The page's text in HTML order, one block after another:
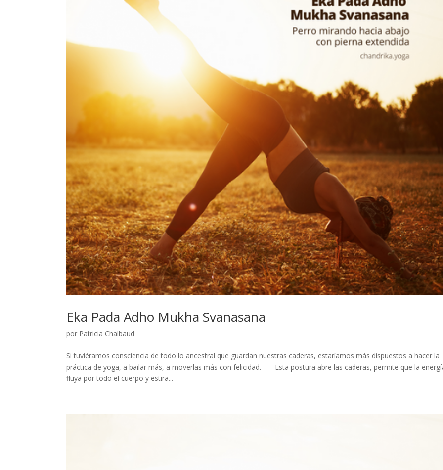
Eka Pada Adho Mukha Svanasana
por Patricia Chalbaud
Si tuviéramos consciencia de todo lo ancestral que guardan nuestras caderas, estaríamos más dispuestos a hacer la
práctica de yoga, a bailar más, a moverlas más con felicidad.⠀ ⠀ Esta postura abre las caderas, permite que la
fluya por todo el cuerpo y estira...